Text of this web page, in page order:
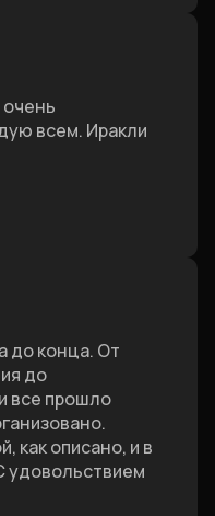
всем. Иракли
до конца. От
до
все прошло
как описано, и в
удовольствием